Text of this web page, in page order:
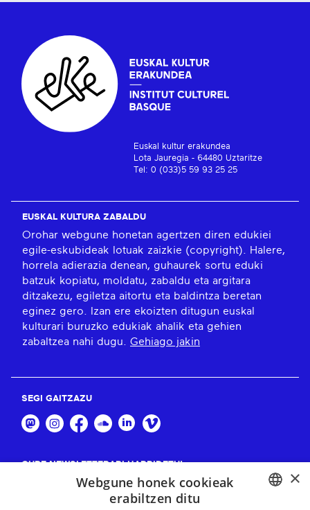
Euskal kultur erakundea
Lota Jauregia - 64480 Uztaritze
Tel: 0 (033)5 59 93 25 25
EUSKAL KULTURA ZABALDU
Orohar webgune honetan agertzen diren edukiei
egile-eskubideak lotuak zaizkie (copyright). Halere,
horrela adierazia denean, guhaurek sortu eduki
batzuk kopiatu, moldatu, zabaldu eta argitara
ditzakezu, egiletza aitortu eta baldintza beretan
eginez gero. Izan ere ekoizten ditugun euskal
kulturari buruzko edukiak ahalik eta gehien
zabaltzea nahi dugu. Gehiago jakin
SEGI GAITZAZU
GURE NEWSLETTERARI HARPIDETU!
×
Webgune honek cookieak
erabiltzen ditu